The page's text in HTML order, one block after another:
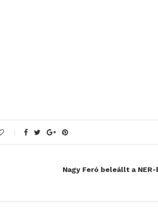
Nagy Feró beleállt a